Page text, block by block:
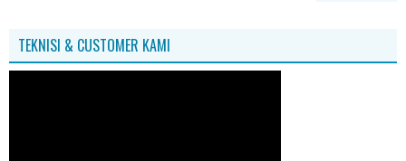
TEKNISI & CUSTOMER KAMI